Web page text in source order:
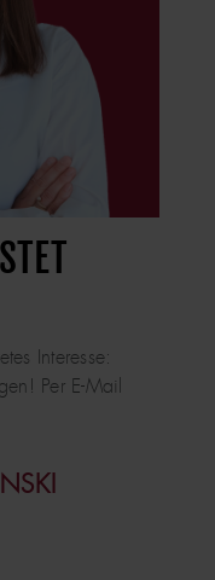
Interesse:
Per E-Mail